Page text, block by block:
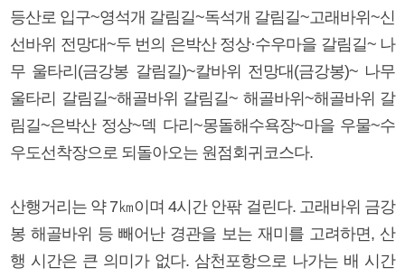
등산로 입구~영석개 갈림길~독석개 갈림길~고래바위~신
선바위 전망대~두 번의 은박산 정상·수우마을 갈림길~ 나
무 울타리(금강봉 갈림길)~칼바위 전망대(금강봉)~ 나무
울타리 갈림길~해골바위 갈림길~ 해골바위~해골바위 갈
림길~은박산 정상~덱 다리~몽돌해수욕장~마을 우물~수
우도선착장으로 되돌아오는 원점회귀코스다.
산행거리는 약 7㎞이며 4시간 안팎 걸린다. 고래바위 금강
봉 해골바위 등 빼어난 경관을 보는 재미를 고려하면, 산
행 시간은 큰 의미가 없다. 삼천포항으로 나가는 배 시간